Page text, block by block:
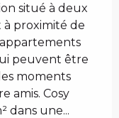
situé à deux
à proximité de
peuvent être
moments
amis. Cosy
dans une...